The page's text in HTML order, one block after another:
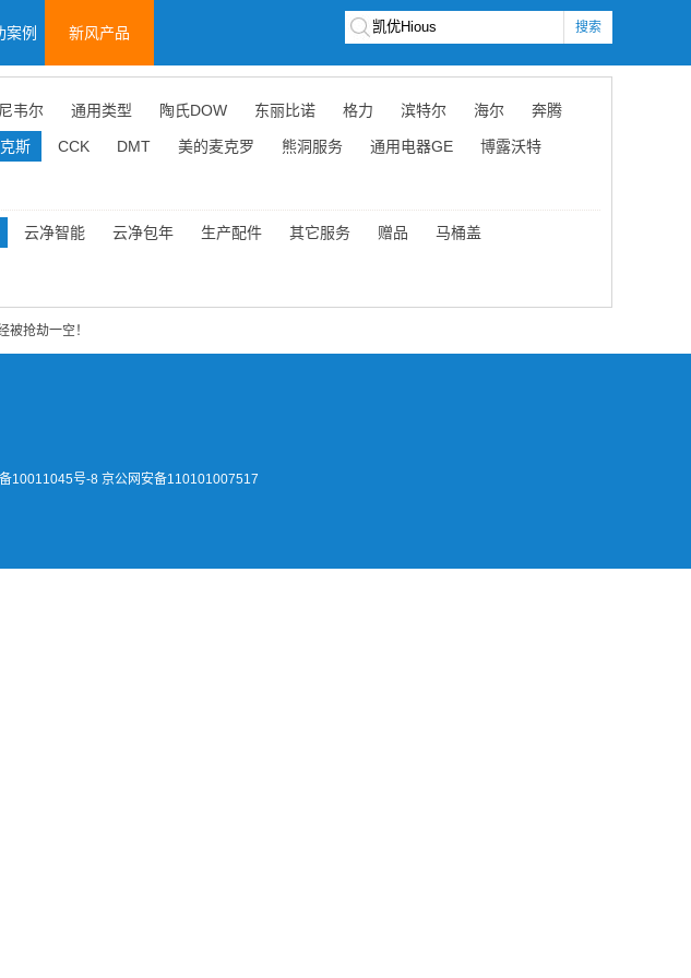
案例 新风产品 搜索
韦尔 通用类型 陶氏DOW 东丽比诺 格力 滨特尔 海尔 奔腾
斯 CCK DMT 美的麦克罗 熊洞服务 通用电器GE 博露沃特
云净智能 云净包年 生产配件 其它服务 赠品 马桶盖
被抢劫一空！
10011045号-8 京公网安备110101007517